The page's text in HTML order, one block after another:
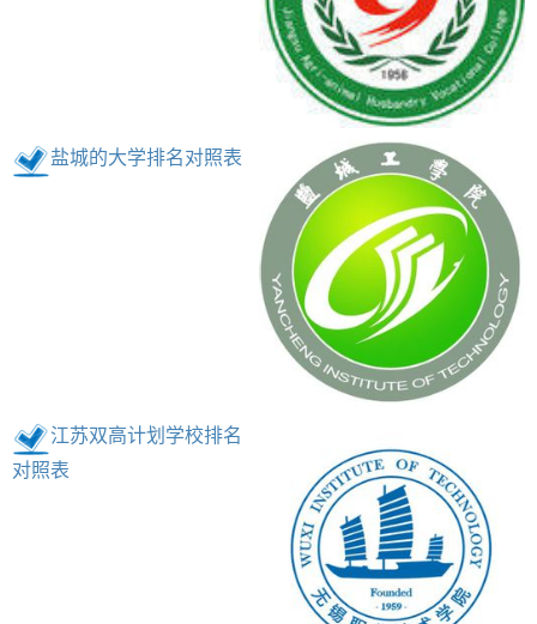
盐城的大学排名对照表
江苏双高计划学校排名
对照表